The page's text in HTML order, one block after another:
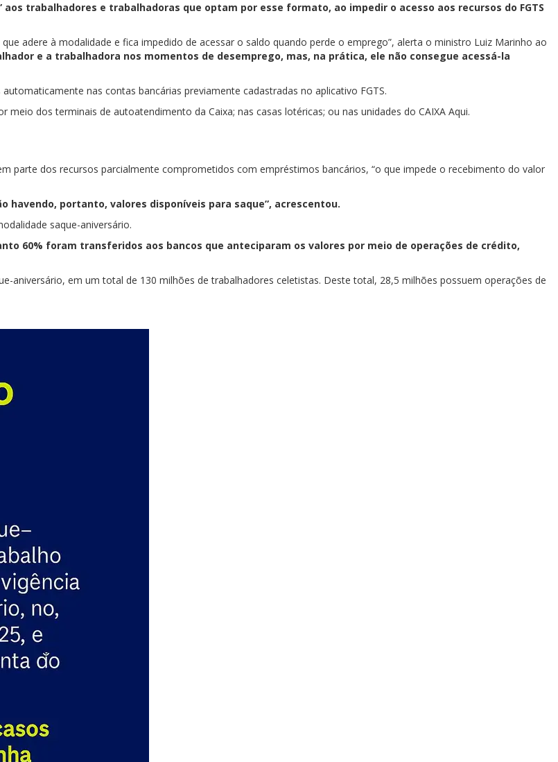
trabalhadores e trabalhadoras que optam por esse formato, ao impedir o acesso aos recursos do FGTS
adere à modalidade e fica impedido de acessar o saldo quando perde o emprego”, alerta o ministro Luiz Marinho ao
e a trabalhadora nos momentos de desemprego, mas, na prática, ele não consegue acessá-la
nas contas bancárias previamente cadastradas no aplicativo FGTS.
dos terminais de autoatendimento da Caixa; nas casas lotéricas; ou nas unidades do CAIXA Aqui.
parte dos recursos parcialmente comprometidos com empréstimos bancários, “o que impede o recebimento do valor
portanto, valores disponíveis para saque”, acrescentou.
saque-aniversário.
60% foram transferidos aos bancos que anteciparam os valores por meio de operações de crédito,
aniversário, em um total de 130 milhões de trabalhadores celetistas. Deste total, 28,5 milhões possuem operações de